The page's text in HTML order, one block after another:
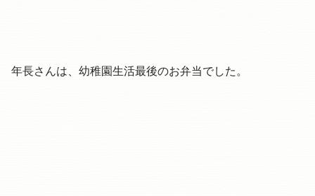
年長さんは、幼稚園生活最後のお弁当でした。